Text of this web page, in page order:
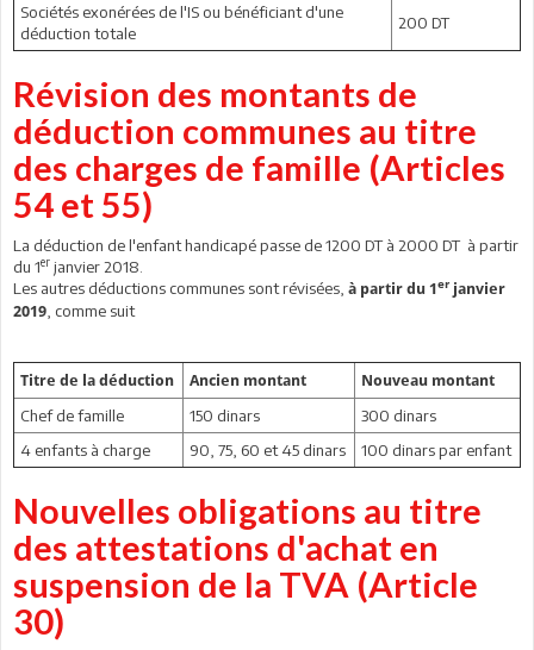
Sociétés exonérées de l'IS ou bénéficiant d'une
déduction totale
200 DT
Révision des montants de
déduction communes au titre
des charges de famille (Articles
54 et 55)
La déduction de l'enfant handicapé passe de 1200 DT à 2000 DT à partir
du 1er janvier 2018.
Les autres déductions communes sont révisées, à partir du 1er janvier
2019 , comme suit
Titre de la déduction Ancien montant Nouveau montant
Chef de famille 150 dinars
300 dinars
4 enfants à charge
90, 75, 60 et 45 dinars 100 dinars par enfant
Nouvelles obligations au titre
des attestations d'achat en
suspension de la TVA (Article
30)